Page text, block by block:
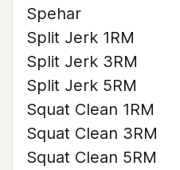
Spehar
Split Jerk 1RM
Split Jerk 3RM
Split Jerk 5RM
Squat Clean 1RM
Squat Clean 3RM
Squat Clean 5RM